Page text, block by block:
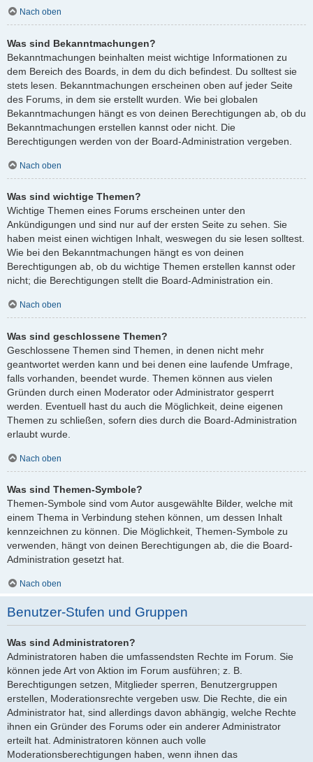
Nach oben
Was sind Bekanntmachungen?
Bekanntmachungen beinhalten meist wichtige Informationen zu
dem Bereich des Boards, in dem du dich befindest. Du solltest sie
stets lesen. Bekanntmachungen erscheinen oben auf jeder Seite
des Forums, in dem sie erstellt wurden. Wie bei globalen
Bekanntmachungen hängt es von deinen Berechtigungen ab, ob du
Bekanntmachungen erstellen kannst oder nicht. Die
Berechtigungen werden von der Board-Administration vergeben.
Nach oben
Was sind wichtige Themen?
Wichtige Themen eines Forums erscheinen unter den
Ankündigungen und sind nur auf der ersten Seite zu sehen. Sie
haben meist einen wichtigen Inhalt, weswegen du sie lesen solltest.
Wie bei den Bekanntmachungen hängt es von deinen
Berechtigungen ab, ob du wichtige Themen erstellen kannst oder
nicht; die Berechtigungen stellt die Board-Administration ein.
Nach oben
Was sind geschlossene Themen?
Geschlossene Themen sind Themen, in denen nicht mehr
geantwortet werden kann und bei denen eine laufende Umfrage,
falls vorhanden, beendet wurde. Themen können aus vielen
Gründen durch einen Moderator oder Administrator gesperrt
werden. Eventuell hast du auch die Möglichkeit, deine eigenen
Themen zu schließen, sofern dies durch die Board-Administration
erlaubt wurde.
Nach oben
Was sind Themen-Symbole?
Themen-Symbole sind vom Autor ausgewählte Bilder, welche mit
einem Thema in Verbindung stehen können, um dessen Inhalt
kennzeichnen zu können. Die Möglichkeit, Themen-Symbole zu
verwenden, hängt von deinen Berechtigungen ab, die die Board-
Administration gesetzt hat.
Nach oben
Benutzer-Stufen und Gruppen
Was sind Administratoren?
Administratoren haben die umfassendsten Rechte im Forum. Sie
können jede Art von Aktion im Forum ausführen; z. B.
Berechtigungen setzen, Mitglieder sperren, Benutzergruppen
erstellen, Moderationsrechte vergeben usw. Die Rechte, die ein
Administrator hat, sind allerdings davon abhängig, welche Rechte
ihnen ein Gründer des Forums oder ein anderer Administrator
erteilt hat. Administratoren können auch volle
Moderationsberechtigungen haben, wenn ihnen das